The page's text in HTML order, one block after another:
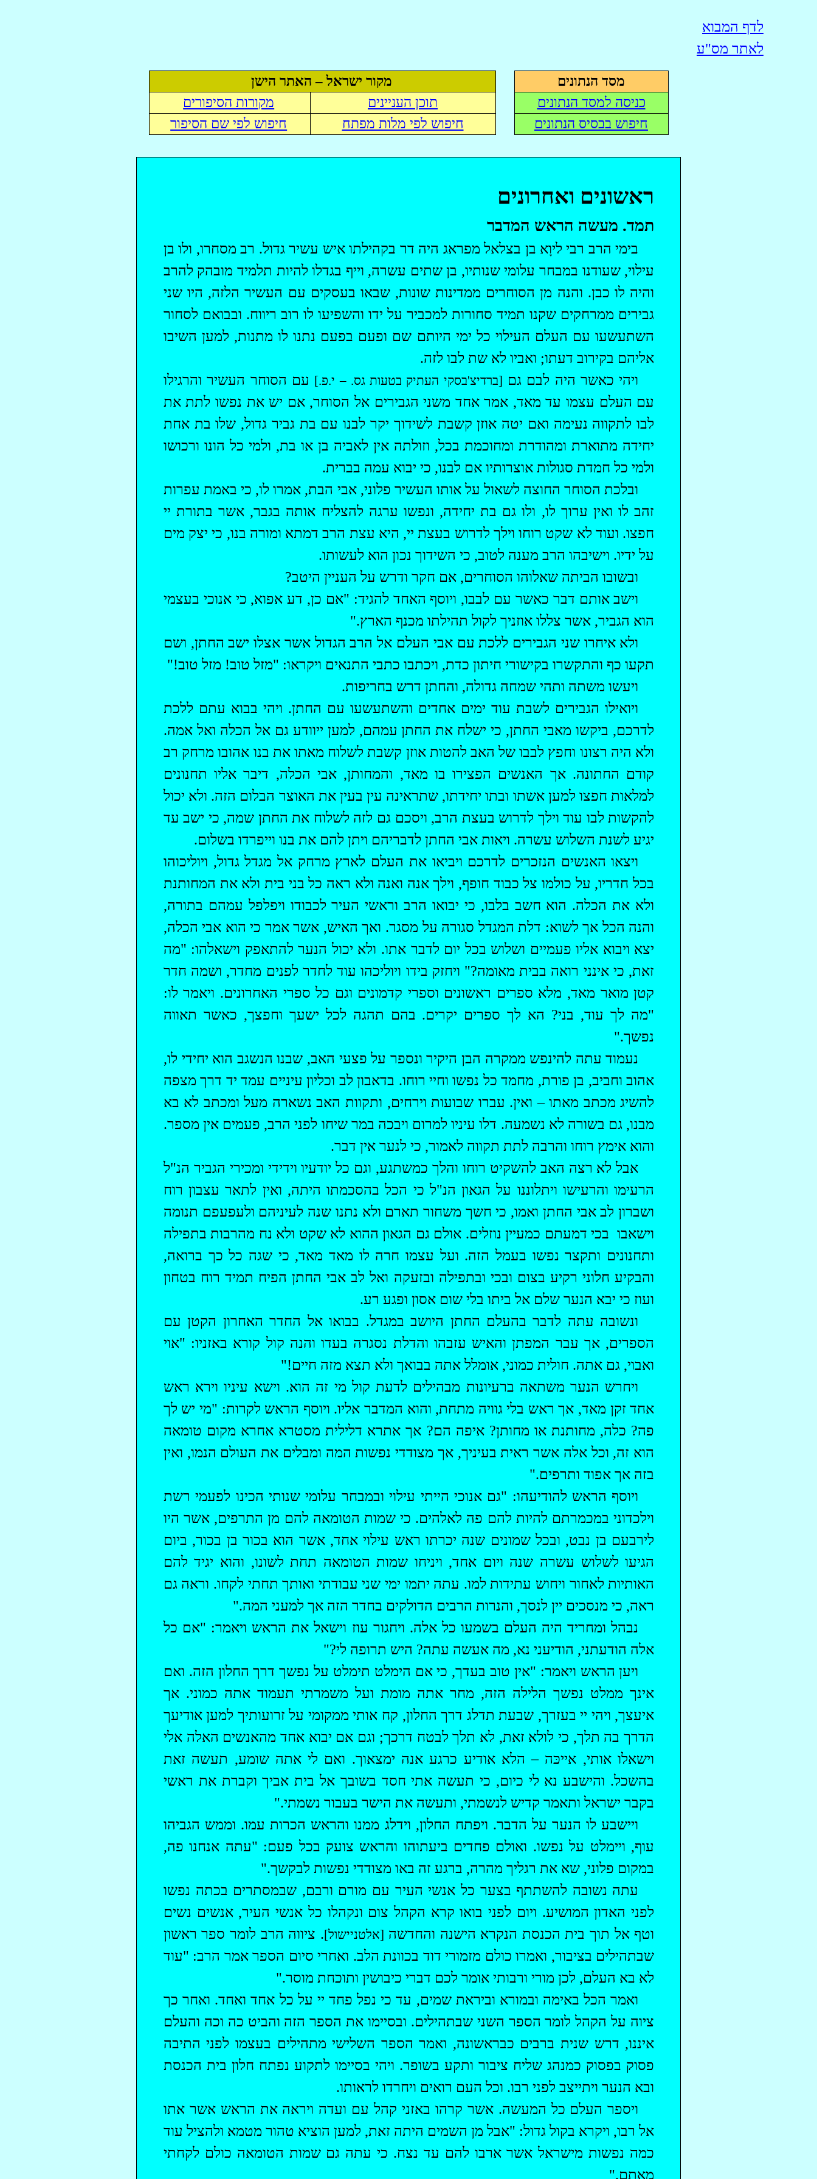
לדף המבוא
לאתר מס"ע
מסד הנתונים
מקור ישראל – האתר הישן
כניסה למסד הנתונים
תוכן העניינים
מקורות הסיפורים
חיפוש בבסיס הנתונים
חיפוש לפי מלות מפתח חיפוש לפי שם הסיפור
ראשונים ואחרונים
תמד. מעשה הראש המדבר
בימי הרב רבי ליוָא בן בצלאל מפראג היה דר בקהילתו איש עשיר גדול. רב מסחרו, ולו בן
עילוי, שעודנו במבחר עלומי ­שנותיו, בן שתים עשרה, וייף בגדלו להיות תלמיד מובהק להרב
והיה לו כבן. והנה מן הסוחרים ממדינות שונות, שבאו בעסקים עם העשיר הלזה, היו שני
גבירים ממרחקים שקנו תמיד סחורות למכביר על ידו והשפיעו לו רוב ריווח. ובבואם לסחור
השתעשעו עם העלם העילוי כל ימי היותם שם ופעם בפעם נתנו לו מתנות, למען השיבו
אליהם בקירוב דעתו; ואביו לא שת לבו לזה.
ויהי כאשר היה לבם גם [ברדיצ'בסקי העתיק בטעות גס. – י.פ.] עם הסוחר העשיר והרגילו
עם העלם עצמו עד מאד, אמר אחד משני הגבירים אל הסוחר, אם יש את נפשו לתת את
לבו לתקווה נעימה ואם יטה אוזן קשבת לשידוך יקר לבנו עם בת גביר גדול, שלו בת אחת
יחידה מתוארת ומהודרת ומחוכמת בכל, וזולתה אין לאביה בן או בת, ולמי כל הונו ורכושו
ולמי כל חמדת סגולות אוצרותיו אם לבנו, כי יבוא עמה בברית.
ובלכת הסוחר החוצה לשאול על אותו העשיר פלוני, אבי הבת, אמרו לו, כי באמת עפרות
זהב לו ואין ערוך לו, ולו גם בת יחידה, ונפשו ערגה להצליח אותה בגבר, אשר בתורת יי
חפצו. ועוד לא שקט רוחו וילך לדרוש בעצת יי, היא עצת הרב דמתא ומורה בנו, כי יצק מים
על ידיו. וישיבהו הרב מענה לטוב, כי השידוך נכון הוא לעשותו.
ובשובו הביתה שאלוהו הסוחרים, אם חקר ודרש על העניין היטב?
וישב אותם דבר כאשר עם לבבו, ויוסף האחד להגיד: "אם כן, דע אפוא, כי אנוכי בעצמי
הוא הגביר, אשר צללו אוזניך לקול תהילתו מכנף הארץ."
ולא איחרו שני הגבירים ללכת עם אבי העלם אל הרב הגדול אשר אצלו ישב החתן, ושם
תקעו כף והתקשרו בקישורי חיתון כדת, ויכתבו כתבי התנאים ויקראו: "מזל טוב! מזל טוב!"
ויעשו משתה ותהי שמחה גדולה, והחתן דרש בחריפות.
‏ויואילו הגבירים לשבת עוד ימים אחדים והשתעשעו עם החתן. ויהי בבוא עתם ללכת
לדרכם, ביקשו מאבי החתן, כי ישלח את החתן עמהם, למען ייוודע גם אל הכלה ואל אמה.
ולא היה רצונו וחפץ לבבו של האב להטות אוזן קשבת לשלוח מאתו את בנו אהובו מרחק רב
קודם החתונה. אך האנשים הפצירו בו מאד, והמחותן, אבי הכלה, דיבר אליו תחנונים
למלאות חפצו למען אשתו ובתו יחידתו, שתראינה עין בעין את האוצר הבלום הזה. ולא יכול
להקשות לבו עוד וילך לדרוש בעצת הרב, ויסכם גם לזה לשלוח את החתן שמה, כי ישב עד
יגיע לשנת השלוש עשרה. ויאות אבי החתן לדבריהם ויתן להם את בנו וייפרדו בשלום.
ויצאו האנשים הנזכרים לדרכם ויביאו את העלם לארץ מרחק אל מגדל גדול, ויוליכוהו
בכל חדריו, על כולמו צל כבוד חופף, וילך אנה ואנה ולא ראה כל בני בית ולא את המחותנת
ולא את הכלה. הוא חשב בלבו, כי יבואו הרב וראשי העיר לכבודו ויפלפל עמהם בתורה,
והנה הכל אך לשוא: דלת המגדל סגורה על מסגר. ואך האיש, אשר אמר כי הוא אבי הכלה,
יצא ויבוא אליו פעמיים ושלוש בכל יום לדבר אתו. ולא יכול הנער להתאפק וישאלהו: "מה
זאת, כי אינני רואה בבית מאומה?" ויחזק בידו ויוליכהו עוד לחדר לפנים מחדר, ושמה חדר
קטן מואר מאד, מלא ספרים ראשונים וספרי קדמונים וגם כל ספרי האחרונים. ויאמר לו:
"מה לך עוד, בני? הא לך ספרים יקרים. בהם תהגה לכל ישעך וחפצך, כאשר תאווה
נפשך."
נעמוד עתה להינפש ממקרה הבן היקיר ונספר על פצעי האב, שבנו הנשגב הוא יחידי לו,
אהוב וחביב, בן פורת, מחמד כל נפשו וחיי רוחו. בדאבון לב וכליון עיניים עמד יד דרך מצפה
להשיג מכתב מאתו – ואין. עברו שבועות וירחים, ותקוות האב נשארה מעל ומכתב לא בא
מבנו, גם בשורה לא נשמעה. דלו עיניו למרום ויבכה במר שיחו לפני הרב, פעמים אין מספר.
והוא אימץ רוחו והרבה לתת תקווה לאמור, כי לנער אין דבר.
אבל לא רצה האב להשקיט רוחו והלך כמשתגע, וגם כל יודעיו וידידי ומכירי הגביר הנ"ל
הרעימו והרעישו ויתלוננו על הגאון הנ"ל כי הכל בהסכמתו היתה, ואין לתאר עצבון רוח
ושברון לב אבי החתן ואמו, כי חשך משחור תארם ולא נתנו שנה לעיניהם ולעפעפם תנומה
וישאבו בכי דמעתם כמעיין נוזלים. אולם גם הגאון ההוא לא שקט ולא נח מהרבות בתפילה
ותחנונים ותקצר נפשו בעמל הזה. ועל עצמו חרה לו מאד מאד, כי שגה כל כך ברואה,
והבקיע חלוני רקיע בצום ובכי ובתפילה ובזעקה ואל לב אבי החתן הפיח תמיד רוח בטחון
ועוז כי יבא הנער שלם אל ביתו בלי שום אסון ופגע רע.
ונשובה עתה לדבר בהעלם החתן היושב במגדל. בבואו אל החדר האחרון הקטן עם
הספרים, אך עבר המפתן והאיש עזבהו והדלת נסגרה בעדו והנה קול קורא באזניו: "אוי
ואבוי, גם אתה. חולית כמוני, אומלל אתה בבואך ולא תצא מזה חיים!"
ויחרש הנער משתאה ברעיונות מבהילים לדעת קול מי זה הוא. וישא עיניו וירא ראש
אחד זקן מאד, אך ראש בלי גוויה מתחת, והוא המדבר אליו. ויוסף הראש לקרות: "מי יש לך
פה? כלה, מחותנת או מחותן? איפה הם? אך אתרא דלילית מסטרא אחרא מקום טומאה
הוא זה, וכל אלה אשר ראית בעיניך, אך מצודדי נפשות המה ומבלים את העולם הנמו, ואין
בזה אך אפוד ותרפים."
ויוסף הראש להודיעהו: "גם אנוכי הייתי עילוי ובמבחר עלומי שנותי הכינו לפעמי רשת
וילכדוני במכמרתם להיות להם פה לאלהים. כי שמות הטומאה להם מן התרפים, אשר היו
לירבעם בן נבט, ובכל שמונים שנה יכרתו ראש עילוי אחד, אשר הוא בכור בן בכור, ביום
הגיעו לשלוש עשרה שנה ויום אחד, ויניחו שמות הטומאה תחת לשונו, והוא יגיד להם
האותיות לאחור ויחוש עתידות למו. עתה יתמו ימי שני עבודתי ואותך תחתי לקחו. וראה גם
ראה, כי מנסכים יין לנסך, והנרות הרבים הדולקים בחדר הזה אך למעני המה."
נבהל ומחריד היה העלם בשמעו כל אלה. ויחגור עוז וישאל את הראש ויאמר: "אם כל
אלה הודעתני, הודיעני נא, מה אעשה עתה? היש תרופה לי?"
ויען הראש ויאמר: "אין טוב בעדך, כי אם הימלט תימלט על נפשך דרך החלון הזה. ואם
אינך ממלט נפשך הלילה הזה, מחר אתה מומת ועל משמרתי תעמוד אתה כמוני. אך
איעצך, ויהי יי בעזרך, שבעת תדלג דרך החלון, קח אותי ממקומי על זרועותיך למען אודיעך
הדרך בה תלך, כי לולא זאת, לא תלך לבטח דרכך; וגם אם יבוא אחד מהאנשים האלה אלי
וישאלו אותי, אייכּה – הלא אודיע כרגע אנה ימצאוך. ואם לי אתה שומע, תעשה זאת
בהשכל. והישבע נא לי כיום, כי תעשה אתי חסד בשובך אל בית אביך וקברת את ראשי
בקבר ישראל ותאמר קדיש לנשמתי, ותעשה את הישר בעבור נשמתי."
ויישבע לו הנער על הדבר. ויפתח החלון, וידלג ממנו והראש הכרות עמו. וממש הגביהו
עוף, ויימלט על נפשו. ואולם פחדים ביעתוהו והראש צועק בכל פעם: "עתה אנחנו פה,
במקום פלוני, שא את רגליך מהרה, ברגע זה באו מצודדי נפשות לבקשך."
עתה נשובה להשתתף בצער כל אנשי העיר עם מורם ורבם, שבמסתרים בכתה נפשו
לפני האדון המושיע. ויום לפני בואו קרא הקהל צום ונקהלו כל אנשי העיר, אנשים נשים
וטף אל תוך בית הכנסת הנקרא הישנה והחדשה [אלטניישול]. ציווה הרב לומר ספר ראשון
שבתהילים בציבור, ואמרו כולם מזמורי דוד בכוונת הלב. ואחרי סיום הספר אמר הרב: "עוד
לא בא העלם, לכן מורי ורבותי אומר לכם דברי כיבושין ותוכחת מוסר."
ואמר הכל באימה ובמורא וביראת שמים, עד כי נפל פחד יי על כל אחד ואחד. ואחר כך
ציוה על הקהל לומר הספר השני שבתהילים. ובסיימו את הספר הזה והביט כה וכה והעלם
איננו, דרש שנית ברבים כבראשונה, ואמר הספר השלישי מתהילים בעצמו לפני התיבה
פסוק בפסוק כמנהג שליח ציבור ותקע בשופר. ויהי בסיימו לתקוע נפתח חלון בית הכנסת
ובא הנער ויתייצב לפני רבו. וכל העם רואים ויחרדו לראותו.
ויספר העלם כל המעשה. אשר קרהו באזני קהל עם ועדה ויראה את הראש אשר אתו
אל רבו, ויקרא בקול גדול: "אבל מן השמים היתה זאת, למען הוציא טהור מטמא ולהציל עוד
כמה נפשות מישראל אשר ארבו להם עד נצח. כי עתה גם שמות הטומאה כולם לקחתי
מאתם."